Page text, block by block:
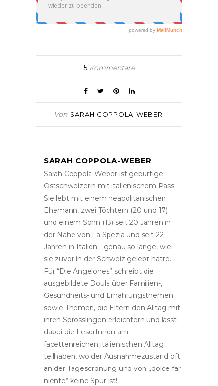
5Kommentare
Von SARAH COPPOLA-WEBER
SARAH COPPOLA-WEBER
Sarah Coppola-Weber ist gebürtige
Ostschweizerin mit italienischem Pass.
Sie lebt mit einem neapolitanischen
Ehemann, zwei Töchtern (20 und 17)
und einem Sohn (13) seit 20 Jahren in
der Nähe von La Spezia und seit 22
Jahren in Italien - genau so lange, wie
sie zuvor in der Schweiz gelebt hatte.
Für “Die Angelones” schreibt die
ausgebildete Doula über Familien-,
Gesundheits- und Ernährungsthemen
sowie Themen, die Eltern den Alltag mit
ihren Sprösslingen erleichtern und lässt
dabei die LeserInnen am
facettenreichen italienischen Alltag
teilhaben, wo der Ausnahmezustand oft
an der Tagesordnung und von „dolce far
niente“ keine Spur ist!